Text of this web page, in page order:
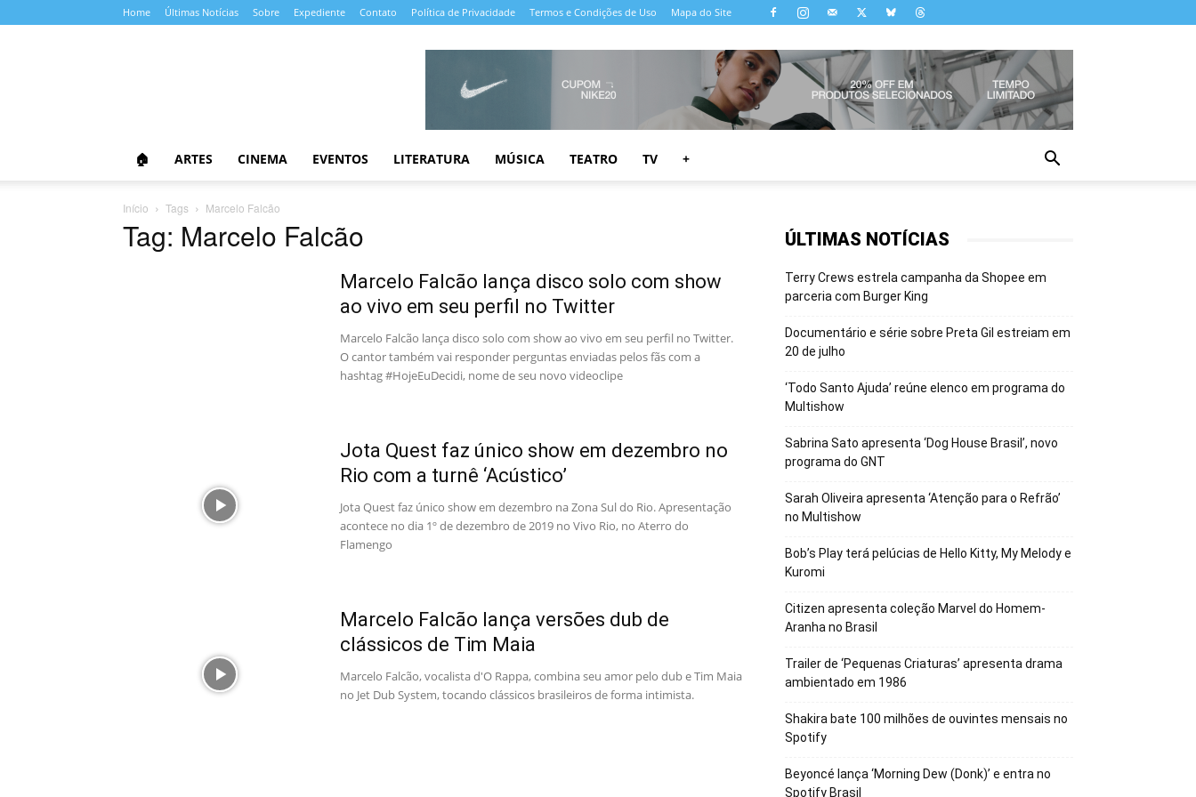
Home Últimas Notícias Sobre Expediente Contato Política de Privacidade Termos e Condições de Uso Mapa do Site
🏠 ARTES CINEMA EVENTOS LITERATURA MÚSICA TEATRO TV +
Início Tags Marcelo Falcão
Tag: Marcelo Falcão
Marcelo Falcão lança disco solo com show
ao vivo em seu perfil no Twitter
Marcelo Falcão lança disco solo com show ao vivo em seu perfil no Twitter.
O cantor também vai responder perguntas enviadas pelos fãs com a
hashtag #HojeEuDecidi, nome de seu novo videoclipe
Jota Quest faz único show em dezembro no
Rio com a turnê ‘Acústico’
Jota Quest faz único show em dezembro na Zona Sul do Rio. Apresentação
acontece no dia 1º de dezembro de 2019 no Vivo Rio, no Aterro do
Flamengo
Marcelo Falcão lança versões dub de
clássicos de Tim Maia
Marcelo Falcão, vocalista d'O Rappa, combina seu amor pelo dub e Tim Maia
no Jet Dub System, tocando clássicos brasileiros de forma intimista.
ÚLTIMAS NOTÍCIAS
Terry Crews estrela campanha da Shopee em
parceria com Burger King
Documentário e série sobre Preta Gil estreiam em
20 de julho
‘Todo Santo Ajuda’ reúne elenco em programa do
Multishow
Sabrina Sato apresenta ‘Dog House Brasil’, novo
programa do GNT
Sarah Oliveira apresenta ‘Atenção para o Refrão’
no Multishow
Bob’s Play terá pelúcias de Hello Kitty, My Melody e
Kuromi
Citizen apresenta coleção Marvel do Homem-
Aranha no Brasil
Trailer de ‘Pequenas Criaturas’ apresenta drama
ambientado em 1986
Shakira bate 100 milhões de ouvintes mensais no
Spotify
Beyoncé lança ‘Morning Dew (Donk)’ e entra no
Spotify Brasil